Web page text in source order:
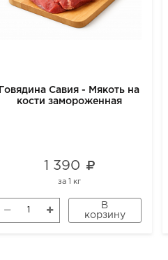
Говядина Савия - Мякоть на
кости замороженная
1 390
за 1 кг
В
корзину